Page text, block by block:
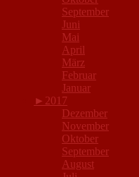
September
Juni
Mai
April
März
Februar
Januar
► 2017
Dezember
November
Oktober
September
August